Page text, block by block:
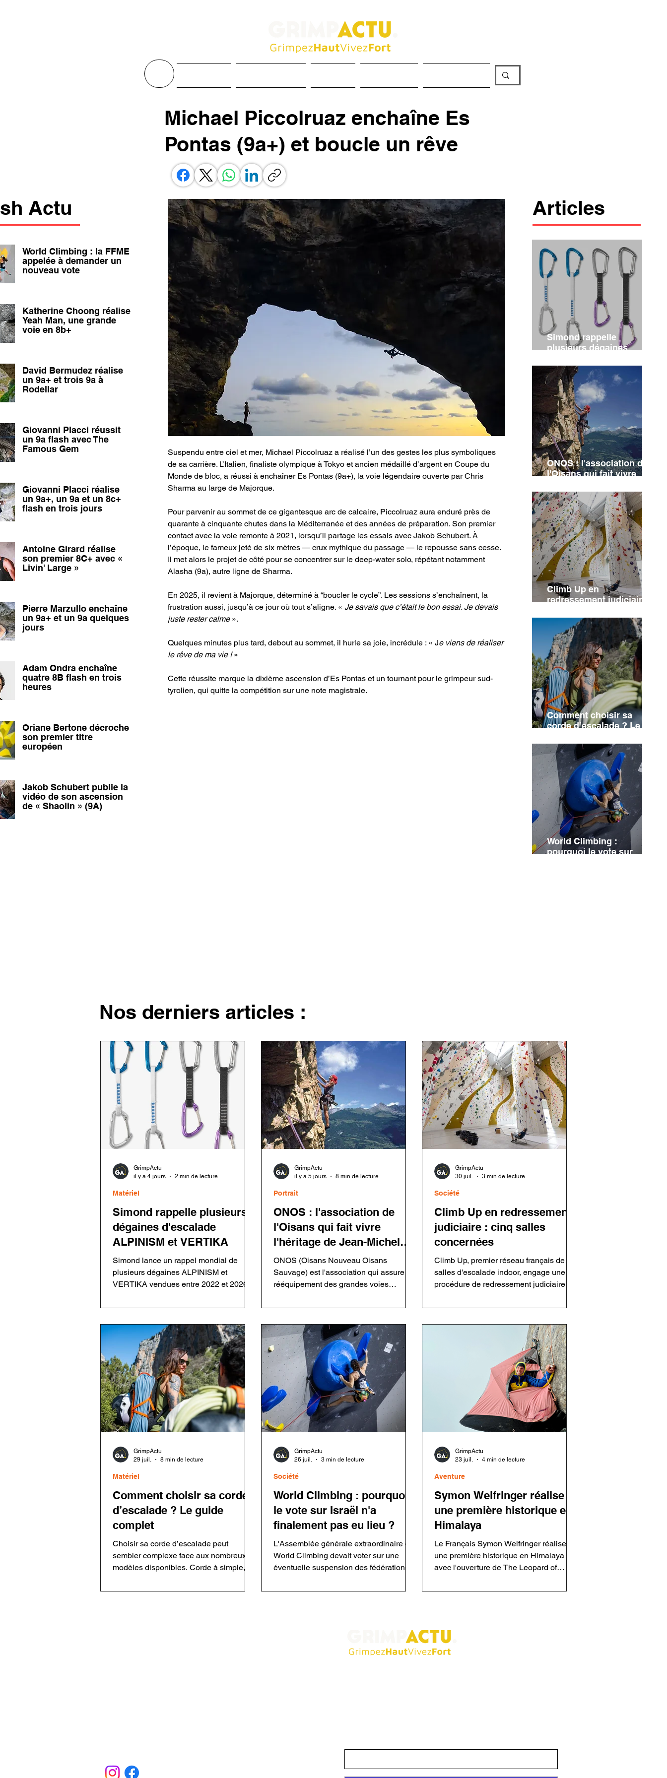
Michael Piccolruaz enchaîne Es
Pontas (9a+) et boucle un rêve
Actu Articles
World Climbing : la FFME
appelée à demander un
nouveau vote
Katherine Choong réalise
Yeah Man, une grande
voie en 8b+
David Bermudez réalise
un 9a+ et trois 9a à
Rodellar
Giovanni Placci réussit
un 9a flash avec The
Famous Gem
Giovanni Placci réalise
un 9a+, un 9a et un 8c+
flash en trois jours
Antoine Girard réalise
son premier 8C+ avec «
Livin’ Large »
Pierre Marzullo enchaîne
un 9a+ et un 9a quelques
jours
Adam Ondra enchaîne
quatre 8B flash en trois
heures
Oriane Bertone décroche
son premier titre
européen
Jakob Schubert publie la
vidéo de son ascension
de « Shaolin » (9A)
Simond rappelle
plusieurs dégaines
VERTIKA
ONOS : l'association de
l'Oisans qui fait vivre
Cambon
Climb Up en
redressement judiciaire :
Comment choisir sa
corde d’escalade ? Le
World Climbing :
pourquoi le vote sur
Suspendu entre ciel et mer, Michael Piccolruaz a réalisé l’un des gestes les plus symboliques
de sa carrière. L’Italien, finaliste olympique à Tokyo et ancien médaillé d’argent en Coupe du
Monde de bloc, a réussi à enchaîner Es Pontas (9a+), la voie légendaire ouverte par Chris
Sharma au large de Majorque.
Pour parvenir au sommet de ce gigantesque arc de calcaire, Piccolruaz aura enduré près de
quarante à cinquante chutes dans la Méditerranée et des années de préparation. Son premier
contact avec la voie remonte à 2021, lorsqu’il partage les essais avec Jakob Schubert. À
l’époque, le fameux jeté de six mètres — crux mythique du passage — le repousse sans cesse.
Il met alors le projet de côté pour se concentrer sur le deep-water solo, répétant notamment
Alasha (9a), autre ligne de Sharma.
En 2025, il revient à Majorque, déterminé à “boucler le cycle”. Les sessions s’enchaînent, la
frustration aussi, jusqu’à ce jour où tout s’aligne. « Je savais que c’était le bon essai. Je devais
juste rester calme ».
Quelques minutes plus tard, debout au sommet, il hurle sa joie, incrédule : « Je viens de réaliser
le rêve de ma vie ! »
Cette réussite marque la dixième ascension d’Es Pontas et un tournant pour le grimpeur sud-
tyrolien, qui quitte la compétition sur une note magistrale.
Nos derniers articles :
Simond rappelle plusieurs
dégaines d'escalade
ALPINISM et VERTIKA
Simond lance un rappel mondial de
plusieurs dégaines ALPINISM et
VERTIKA vendues entre 2022 et 2026.
mousquetons Rocky Fil pourrait
chute. Les utilisateurs doivent inspecter
leur matériel avant toute nouvelle
utilisation.
Matériel
GrimpActu
il y a 4 jours
2 min de lecture
ONOS : l'association de
l'Oisans qui fait vivre
l'héritage de Jean-Michel
Cambon
ONOS (Oisans Nouveau Oisans
Sauvage) est l'association qui assure le
rééquipement des grandes voies
l'Oisans et les Écrins. Grâce à ses
majeur de l'escalade tout en respectant
l'esprit des ouvreurs. Découvrez son
fonctionnement, sa philosophie, ses
chantiers et les enjeux du rééquipement
en montagne.
Portrait
GrimpActu
il y a 5 jours
8 min de lecture
Climb Up en redressement
judiciaire : cinq salles
concernées
Climb Up, premier réseau français de
salles d'escalade indoor, engage une
procédure de redressement judiciaire
groupe assure que ses établissements
maintenues. Cette décision intervient
dans un contexte économique plus
difficile pour le secteur de l'escalade
privée après plusieurs années de forte
Société
GrimpActu
30 juil.
3 min de lecture
Comment choisir sa corde
d’escalade ? Le guide
complet
Choisir sa corde d’escalade peut
sembler complexe face aux nombreux
modèles disponibles. Corde à simple,
traitement Dry ou entretien : chaque
Matériel
GrimpActu
29 juil.
8 min de lecture
World Climbing : pourquoi
le vote sur Israël n'a
finalement pas eu lieu ?
L'Assemblée générale extraordinaire de
World Climbing devait voter sur une
éventuelle suspension des fédérations
fédérations membres ont adopté une
que les dossiers israélien et russe sont
désormais transmis à la Commission
Société
GrimpActu
26 juil.
3 min de lecture
Symon Welfringer réalise
une première historique en
Himalaya
Le Français Symon Welfringer réalise
une première historique en Himalaya
avec l'ouverture de The Leopard of
face ouest du Tahu Rutum au Pakistan.
mètres d'altitude, jamais réalisée
auparavant en escalade libre. Une
Aventure
GrimpActu
23 juil.
4 min de lecture